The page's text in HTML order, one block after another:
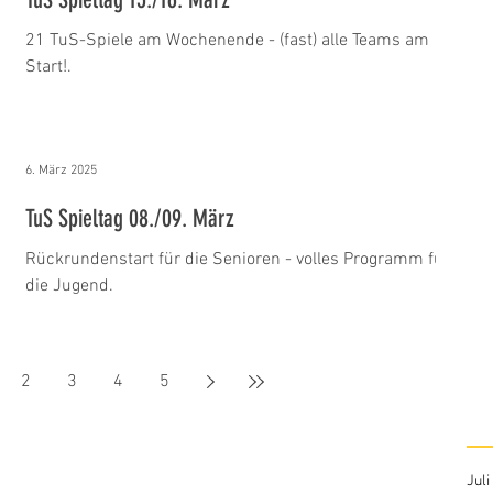
21 TuS-Spiele am Wochenende - (fast) alle Teams am
Start!.
TuS Spieltag 08./09. März
Rückrundenstart für die Senioren - volles Programm für
die Jugend.
6. März 2025
2 3 4 5
Juli